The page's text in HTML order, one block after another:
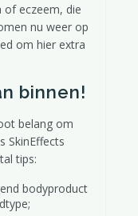
of eczeem, die
nu weer op
om hier extra
binnen!
belang om
SkinEffects
tips:
bodyproduct